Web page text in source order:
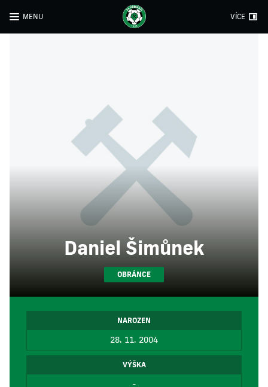
MENU VÍCE
Daniel Šimůnek
OBRÁNCE
NAROZEN
28. 11. 2004
VÝŠKA
-